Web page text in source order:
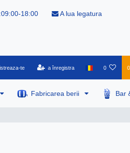
18:00 A lua legatura
te a înregistra 0 0
Fabricarea berii Bar